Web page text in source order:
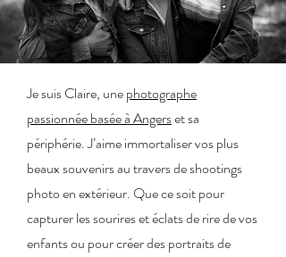
Je suis Claire, unephotographe
passionnée basée à Angerset sa
périphérie. J’aime immortaliser vos plus
beaux souvenirs au travers de shootings
photo en extérieur. Que ce soit pour
capturer les sourires et éclats de rire de vos
enfants ou pour créer des portraits de